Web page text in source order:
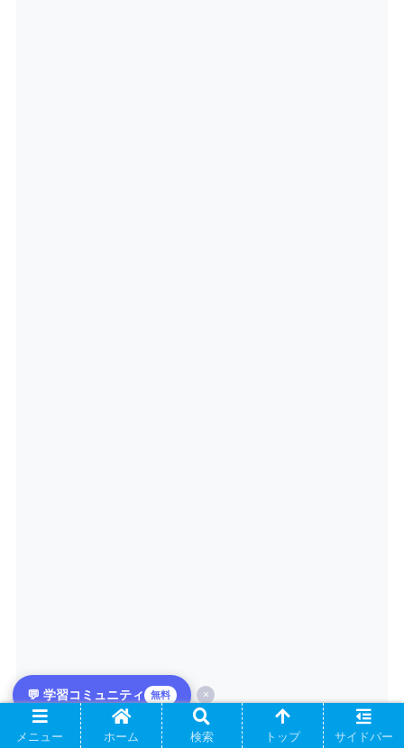
💬 学習コミュニティ 無料 ×
メニュー ホーム 検索 トップ サイドバー